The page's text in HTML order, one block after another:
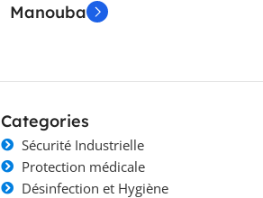
Manouba
Categories
Sécurité Industrielle
Protection médicale
Désinfection et Hygiène